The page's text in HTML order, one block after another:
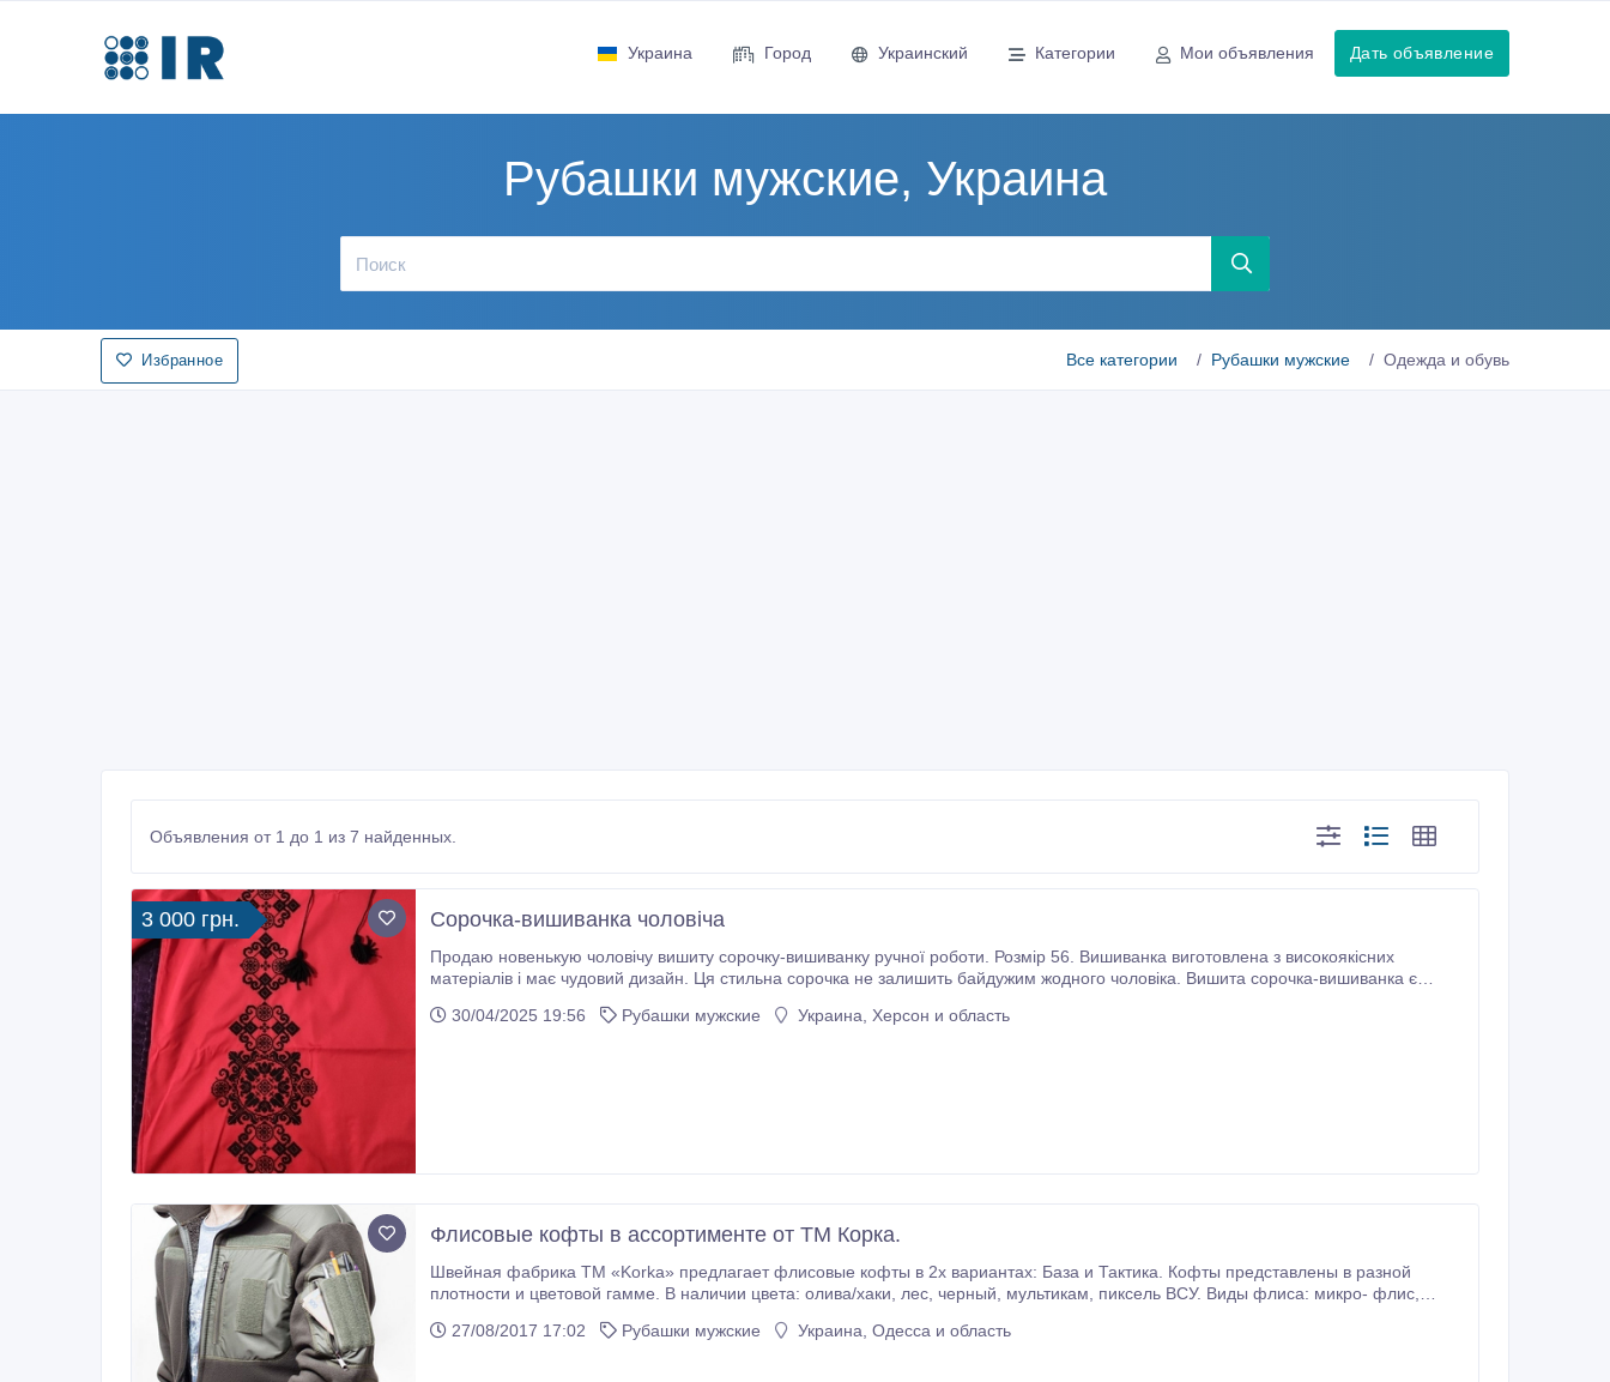
Украина Город Украинский Категории Мои объявления Дать объявление
Рубашки мужские, Украина
Избранное Все категории Рубашки мужские Одежда и обувь
Объявления от 1 до 1 из 7 найденных.
3 000 грн. Сорочка-вишиванка чоловіча
Продаю новенькую чоловічу вишиту сорочку-вишиванку ручної роботи. Розмір 56. Вишиванка виготовлена з високоякісних
матеріалів і має чудовий дизайн. Ця стильна сорочка не залишить байдужим жодного чоловіка. Вишита сорочка-вишиванка є
30/04/2025 19:56
Рубашки мужские Украина, Херсон и область
Флисовые кофты в ассортименте от ТМ Корка.
Швейная фабрика ТМ «Korka» предлагает флисовые кофты в 2х вариантах: База и Тактика. Кофты представлены в разной
плотности и цветовой гамме. В наличии цвета: олива/хаки, лес, черный, мультикам, пиксель ВСУ. Виды флиса: микро- флис,
27/08/2017 17:02
Рубашки мужские Украина, Одесса и область